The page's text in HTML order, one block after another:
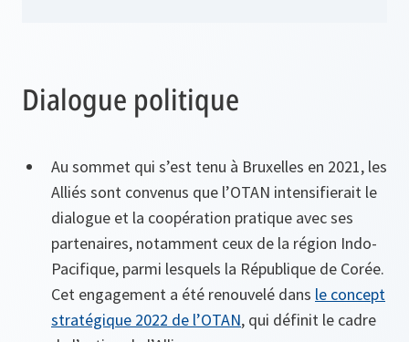
Dialogue politique
Au sommet qui s’est tenu à Bruxelles en 2021, les
Alliés sont convenus que l’OTAN intensifierait le
dialogue et la coopération pratique avec ses
partenaires, notamment ceux de la région Indo-
Pacifique, parmi lesquels la République de Corée.
Cet engagement a été renouvelé dans le concept
stratégique 2022 de l’OTAN, qui définit le cadre